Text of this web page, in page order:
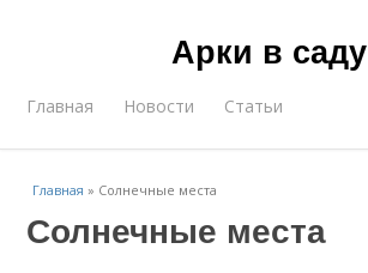
Арки в саду
Главная Новости Статьи
Главная » Солнечные места
Солнечные места